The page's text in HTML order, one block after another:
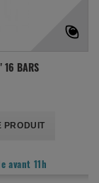
16 BARS
PRODUIT
avant 11h